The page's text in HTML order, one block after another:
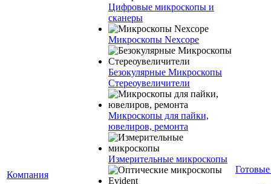
Компания
Цифровые микроскопы и
сканеры
Микроскопы Nexcope
Безокулярные Микроскопы
Стереоувеличители
Микроскопы для пайки,
ювелиров, ремонта
Измерительные микроскопы